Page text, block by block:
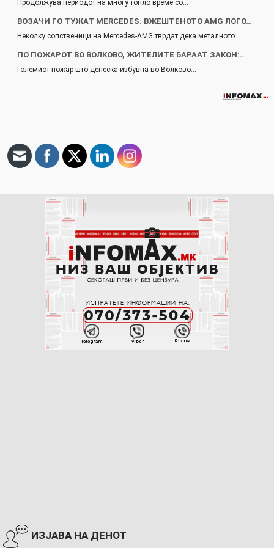
Продолжува периодот на многу топло време со…
ВОЗАЧИ ГО ТУЖАТ MERCEDES: ВЖЕШТЕНОТО AMG ЛОГО…
Неколку сопственици на Mercedes-AMG тврдат дека металното…
ПО ПОЖАРОТ ВО ВОЛКОВО, ЖИТЕЛИТЕ БАРААТ ЗАКОН:…
Големиот пожар што денеска избувна во Волково…
ИЗЈАВА НА ДЕНОТ